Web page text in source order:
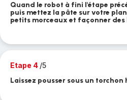
Quand le robot à fini l'étape
puis mettez la pâte sur votre
petits morceaux et façonner des
Etape 4 /5
Laissez pousser sous un torchon